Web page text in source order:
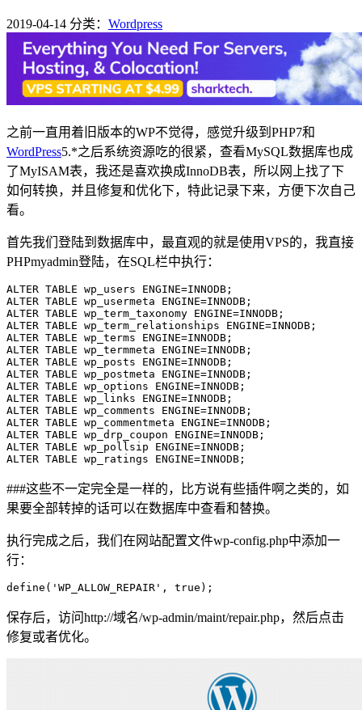
2019-04-14 分类： Wordpress
之前一直用着旧版本的WP不觉得，感觉升级到PHP7和
WordPress5.*之后系统资源吃的很紧，查看MySQL数据库也成
了MyISAM表，我还是喜欢换成InnoDB表，所以网上找了下
如何转换，并且修复和优化下，特此记录下来，方便下次自己
看。
首先我们登陆到数据库中，最直观的就是使用VPS的，我直接
PHPmyadmin登陆，在SQL栏中执行：
ALTER TABLE wp_users ENGINE=INNODB;
ALTER TABLE wp_usermeta ENGINE=INNODB;
ALTER TABLE wp_term_taxonomy ENGINE=INNODB;
ALTER TABLE wp_term_relationships ENGINE=INNODB;
ALTER TABLE wp_terms ENGINE=INNODB;
ALTER TABLE wp_termmeta ENGINE=INNODB;
ALTER TABLE wp_posts ENGINE=INNODB;
ALTER TABLE wp_postmeta ENGINE=INNODB;
ALTER TABLE wp_options ENGINE=INNODB;
ALTER TABLE wp_links ENGINE=INNODB;
ALTER TABLE wp_comments ENGINE=INNODB;
ALTER TABLE wp_commentmeta ENGINE=INNODB;
ALTER TABLE wp_drp_coupon ENGINE=INNODB;
ALTER TABLE wp_pollsip ENGINE=INNODB;
ALTER TABLE wp_ratings ENGINE=INNODB;
###这些不一定完全是一样的，比方说有些插件啊之类的，如
果要全部转掉的话可以在数据库中查看和替换。
执行完成之后，我们在网站配置文件wp-config.php中添加一
行：
define('WP_ALLOW_REPAIR', true);
保存后，访问http://域名/wp-admin/maint/repair.php，然后点击
修复或者优化。